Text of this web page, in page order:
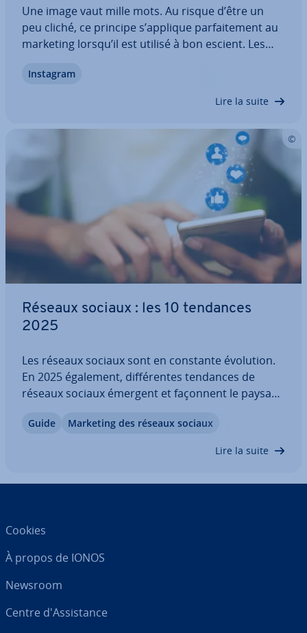
Une image vaut mille mots. Au risque d’être un
peu cliché, ce principe s’applique par­fai­te­ment au
marketing lorsqu’il est utilisé à bon escient. Les
tantes lorsqu’il s’agit de com­mu­ni­quer avec des
Instagram
Lire la suite
Réseaux sociaux : les 10 tendances
2025
Les réseaux sociaux sont en constante évolution.
En 2025 également, dif­fé­rentes tendances de
réseaux sociaux émergent et façonnent le paysage
demain. Du contenu in­te­rac­tif aux mèmes en
Guide Marketing des réseaux sociaux
Lire la suite
Cookies
À propos de IONOS
Newsroom
Centre d'As­sis­tance